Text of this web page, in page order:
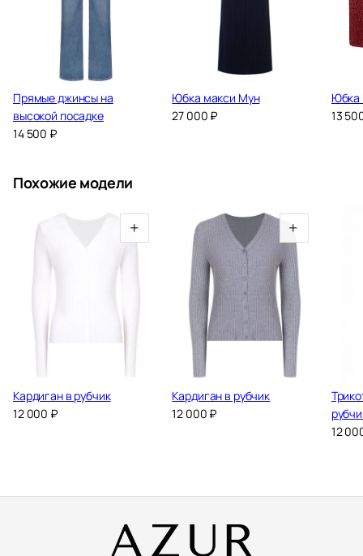
Прямые джинсы на
высокой посадке
14 500 ₽
Юбка макси Мун
27 000 ₽
Юбка
13
Похожие модели
+
Кардиган в рубчик
12 000 ₽
+
Кардиган в рубчик
12 000 ₽
12